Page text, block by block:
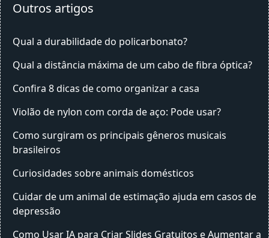
Outros artigos
Qual a durabilidade do policarbonato?
Qual a distância máxima de um cabo de fibra óptica?
Confira 8 dicas de como organizar a casa
Violão de nylon com corda de aço: Pode usar?
Como surgiram os principais gêneros musicais
brasileiros
Curiosidades sobre animais domésticos
Cuidar de um animal de estimação ajuda em casos de
depressão
Como Usar IA para Criar Slides Gratuitos e Aumentar a